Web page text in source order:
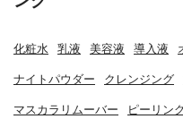
化粧水 乳液 美容液 導入液
ナイトパウダー クレンジング
マスカラリムーバー ピーリン